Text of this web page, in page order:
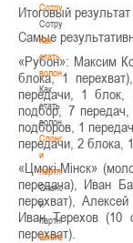
Сотрудничество
Сотрудничество
Как
стать
волонтером
Как
стать
волонтером
Спонсоры
и
партнеры
Спонсоры
и
партнеры
Школы
Итоговый результат
Самые
«Рубон»: Максим
блока, 1
передачи, 1
подбор, 7
подборов, 1
передачи, 2 блока,
«Цмокі-Мінск»
передача), Иван
перехват),
Иван Терехов (10
перехват).